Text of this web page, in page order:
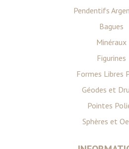
Pendentifs
Bagues
Minéraux
Figurines
Formes Libres
Géodes et
Pointes
Sphères et